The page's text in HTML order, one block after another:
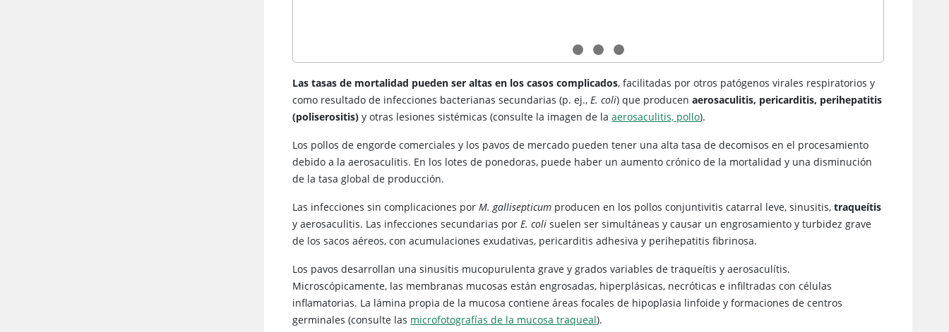
Las tasas de mortalidad pueden ser altas en los casos complicados, facilitadas por otros patógenos virales respiratorios y
como resultado de infecciones bacterianas secundarias (p. ej.,E. coli) que producenaerosaculitis, pericarditis, perihepatitis
(poliserositis) y otras lesiones sistémicas (consulte la imagen de laaerosaculitis, pollo).
Los pollos de engorde comerciales y los pavos de mercado pueden tener una alta tasa de decomisos en el procesamiento
debido a la aerosaculitis. En los lotes de ponedoras, puede haber un aumento crónico de la mortalidad y una disminución
de la tasa global de producción.
Las infecciones sin complicaciones porM. gallisepticum producen en los pollos conjuntivitis catarral leve, sinusitis,traqueítis
y aerosaculitis. Las infecciones secundarias porE. coli suelen ser simultáneas y causar un engrosamiento y turbidez grave
de los sacos aéreos, con acumulaciones exudativas, pericarditis adhesiva y perihepatitis fibrinosa.
Los pavos desarrollan una sinusitis mucopurulenta grave y grados variables de traqueítis y aerosaculítis.
Microscópicamente, las membranas mucosas están engrosadas, hiperplásicas, necróticas e infiltradas con células
inflamatorias. La lámina propia de la mucosa contiene áreas focales de hipoplasia linfoide y formaciones de centros
germinales (consulte las microfotografías de la mucosa traqueal).